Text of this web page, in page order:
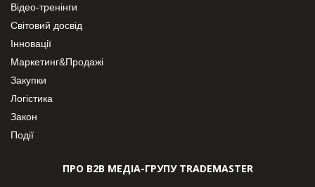
Відео-тренінги
Світовий досвід
Інновації
Маркетинг&Продажі
Закупки
Логістика
Закон
Події
ПРО В2В МЕДІА-ГРУПУ TRADEMASTER